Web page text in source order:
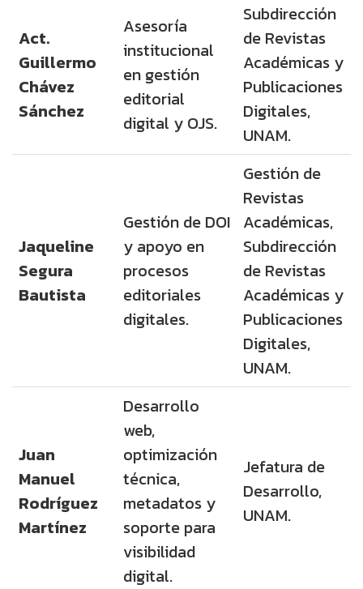
Act.
Guillermo
Chávez
Sánchez
Asesoría
institucional
en gestión
editorial
digital y OJS.
Subdirección
de Revistas
Académicas y
Publicaciones
Digitales,
UNAM.
Jaqueline
Segura
Bautista
Gestión de DOI
y apoyo en
procesos
editoriales
digitales.
Gestión de
Revistas
Académicas,
Subdirección
de Revistas
Académicas y
Publicaciones
Digitales,
UNAM.
Juan
Manuel
Rodríguez
Martínez
Desarrollo
web,
optimización
técnica,
metadatos y
soporte para
visibilidad
digital.
Jefatura de
Desarrollo,
UNAM.